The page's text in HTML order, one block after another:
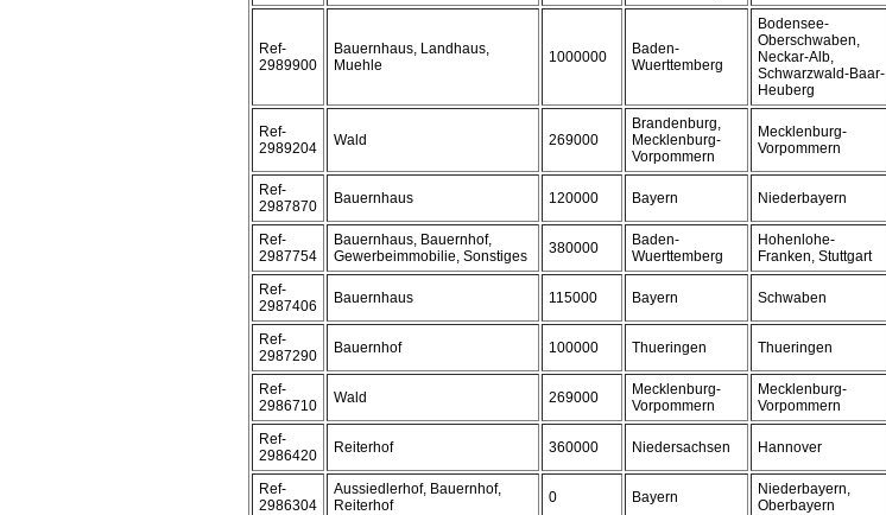
Ref-
2989900
Bauernhaus, Landhaus,
Muehle
1000000
Baden-
Wuerttemberg
Bodensee-
Oberschwaben,
Neckar-Alb,
Schwarzwald-Baar-
Heuberg
Ref-
2989204
Wald 269000
Brandenburg,
Mecklenburg-
Vorpommern
Mecklenburg-
Vorpommern
Ref-
2987870
Bauernhaus 120000 Bayern Niederbayern
Ref-
2987754
Bauernhaus, Bauernhof,
Gewerbeimmobilie, Sonstiges
380000
Baden-
Wuerttemberg
Hohenlohe-
Franken, Stuttgart
Ref-
2987406
Bauernhaus 115000 Bayern Schwaben
Ref-
2987290
Bauernhof 100000 Thueringen Thueringen
Ref-
2986710
Wald 269000
Mecklenburg-
Vorpommern
Mecklenburg-
Vorpommern
Ref-
2986420
Reiterhof 360000 Niedersachsen Hannover
Ref-
2986304
Aussiedlerhof, Bauernhof,
Reiterhof
0 Bayern
Niederbayern,
Oberbayern